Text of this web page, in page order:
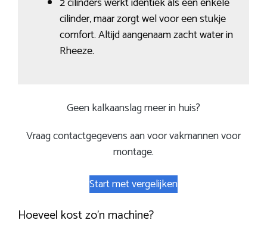
cilinder, maar zorgt wel voor een stukje
comfort. Altijd aangenaam zacht water in
Rheeze.
Geen kalkaanslag meer in huis?
Vraag contactgegevens aan voor vakmannen voor
montage.
Start met vergelijken
Hoeveel kost zo’n machine?